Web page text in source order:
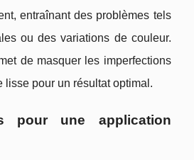
entraînant des problèmes tels
ou des variations de couleur.
de masquer les imperfections
lisse pour un résultat optimal.
pour une application